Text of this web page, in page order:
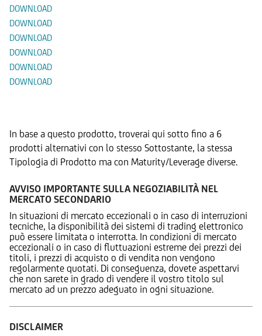
DOWNLOAD
DOWNLOAD
DOWNLOAD
DOWNLOAD
DOWNLOAD
DOWNLOAD
In base a questo prodotto, troverai qui sotto fino a 6
prodotti alternativi con lo stesso Sottostante, la stessa
Tipologia di Prodotto ma con Maturity/Leverage diverse.
AVVISO IMPORTANTE SULLA NEGOZIABILITÀ NEL
MERCATO SECONDARIO
In situazioni di mercato eccezionali o in caso di interruzioni
tecniche, la disponibilità dei sistemi di trading elettronico
può essere limitata o interrotta. In condizioni di mercato
eccezionali o in caso di fluttuazioni estreme dei prezzi dei
titoli, i prezzi di acquisto o di vendita non vengono
regolarmente quotati. Di conseguenza, dovete aspettarvi
che non sarete in grado di vendere il vostro titolo sul
mercato ad un prezzo adeguato in ogni situazione.
DISCLAIMER